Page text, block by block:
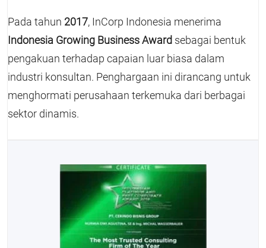
Pada tahun 2017, InCorp Indonesia menerima
Indonesia Growing Business Award sebagai bentuk
pengakuan terhadap capaian luar biasa dalam
industri konsultan. Penghargaan ini dirancang untuk
menghormati perusahaan terkemuka dari berbagai
sektor dinamis.